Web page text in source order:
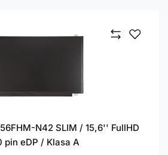
N42 SLIM / 15,6'' FullHD
pin eDP / Klasa A